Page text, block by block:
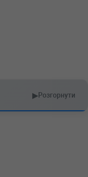
▶Розгорнути